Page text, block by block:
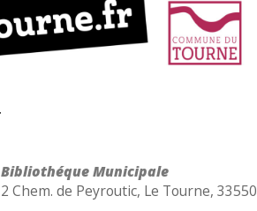
Bibliothéque Municipale
2 Chem. de Peyroutic, Le Tourne, 33550